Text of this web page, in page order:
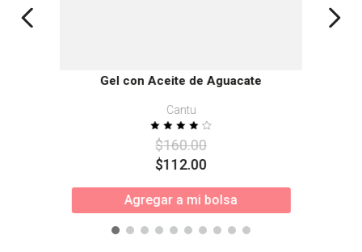
Gel con Aceite de Aguacate
Cantu
$160.00
$112.00
Agregar a mi bolsa